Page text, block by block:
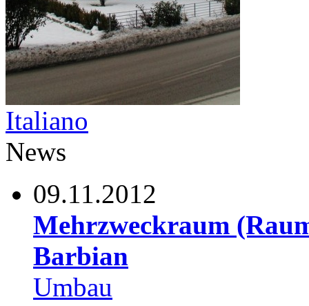
Italiano
News
09.11.2012
Mehrzweckraum
Barbian
Umbau